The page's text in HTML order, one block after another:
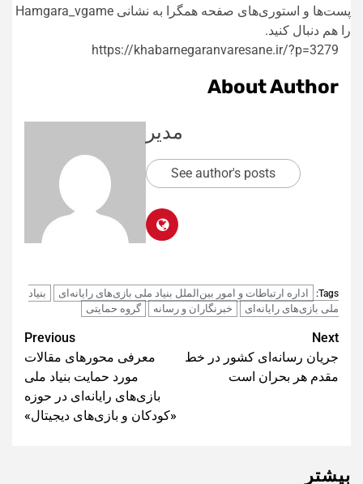
پست‌ها و استوری‌های صفحه همگرا به نشانی Hamgara_vgame
را هم دنبال کنید.
https://khabarnegaranvaresane.ir/?p=3279
About Author
مدیر
See author's posts
Tags: اداره ارتباطات و امور بین‌الملل بنیاد ملی بازی‌های رایانه‌ای
بنیاد
ملی بازی‌های رایانه‌ای
خبرنگاران و رسانه گرو‌ه حمایتی
Post
navigation
Previous
معرفی محورهای مقالات
مورد حمایت بنیاد ملی
بازی‌های رایانه‌ای در حوزه
«کودکان و بازی‌های دیجیتال»
Next
جریان رسانه‌ای کشور در خط
مقدم هر بحران است
بیشتر